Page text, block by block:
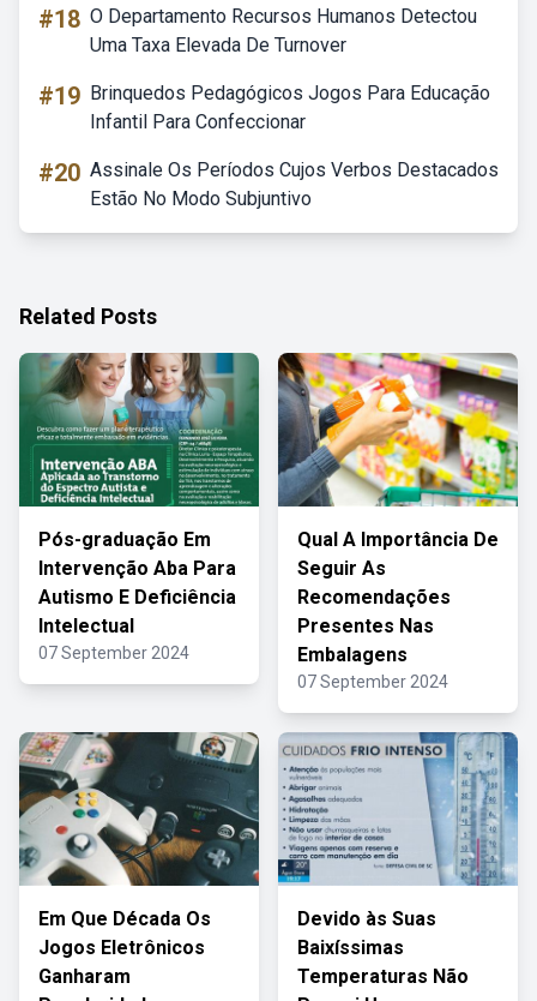
#18 O Departamento Recursos Humanos Detectou
Uma Taxa Elevada De Turnover
#19 Brinquedos Pedagógicos Jogos Para Educação
Infantil Para Confeccionar
#20 Assinale Os Períodos Cujos Verbos Destacados
Estão No Modo Subjuntivo
Related Posts
Pós-graduação Em
Intervenção Aba Para
Autismo E Deficiência
Intelectual
07 September 2024
Qual A Importância De
Seguir As
Recomendações
Presentes Nas
Embalagens
07 September 2024
Em Que Década Os
Jogos Eletrônicos
Ganharam
Devido às Suas
Baixíssimas
Temperaturas Não